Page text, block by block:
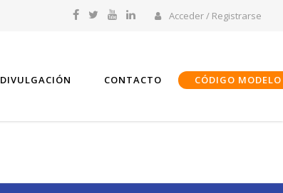
Acceder / Registrarse
DIVULGACIÓN CONTACTO CÓDIGO MODELO